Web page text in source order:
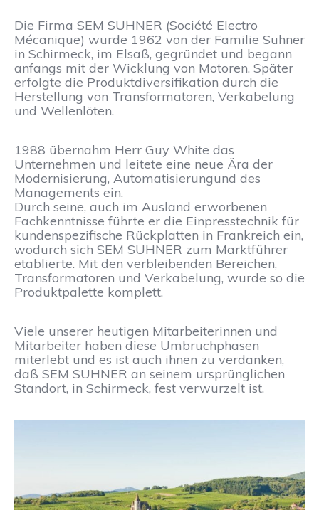
Die Firma SEM SUHNER (Société Electro
Mécanique) wurde 1962 von der Familie Suhner
in Schirmeck, im Elsaß, gegründet und begann
anfangs mit der Wicklung von Motoren. Später
erfolgte die Produktdiversifikation durch die
Herstellung von Transformatoren, Verkabelung
und Wellenlöten.
1988 übernahm Herr Guy White das
Unternehmen und leitete eine neue Ära der
Modernisierung, Automatisierungund des
Managements ein.
Durch seine, auch im Ausland erworbenen
Fachkenntnisse führte er die Einpresstechnik für
kundenspezifische Rückplatten in Frankreich ein,
wodurch sich SEM SUHNER zum Marktführer
etablierte. Mit den verbleibenden Bereichen,
Transformatoren und Verkabelung, wurde so die
Produktpalette komplett.
Viele unserer heutigen Mitarbeiterinnen und
Mitarbeiter haben diese Umbruchphasen
miterlebt und es ist auch ihnen zu verdanken,
daß SEM SUHNER an seinem ursprünglichen
Standort, in Schirmeck, fest verwurzelt ist.